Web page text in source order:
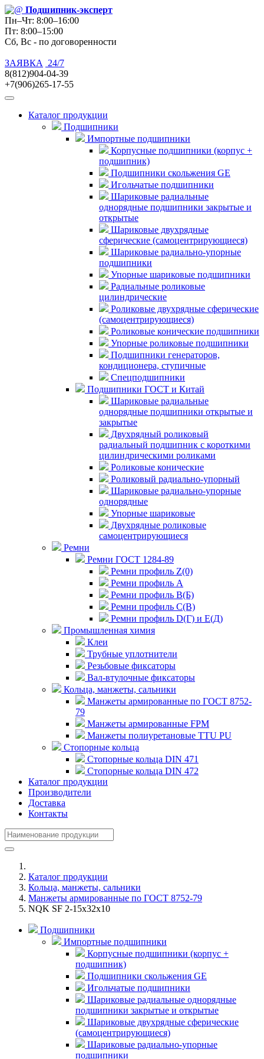
Подшипник-эксперт
Пн–Чт: 8:00–16:00
Пт: 8:00–15:00
Сб, Вс - по договоренности
ЗАЯВКА
24/7
8(812)904-04-39
+7(906)265-17-55
Каталог продукции
Подшипники
Импортные подшипники
Корпусные подшипники (корпус +
подшипник)
Подшипники скольжения GE
Игольчатые подшипники
Шариковые радиальные
однорядные подшипники закрытые и
открытые
Шариковые двухрядные
сферические (самоцентрирующиеся)
Шариковые радиально-упорные
подшипники
Упорные шариковые подшипники
Радиальные роликовые
цилиндрические
Роликовые двухрядные сферические
(самоцентрирующиеся)
Роликовые конические подшипники
Упорные роликовые подшипники
Подшипники генераторов,
кондиционера, ступичные
Спецподшипники
Подшипники ГОСТ и Китай
Шариковые радиальные
однорядные подшипники открытые и
закрытые
Двухрядный роликовый
радиальный подшипник с короткими
цилиндрическими роликами
Роликовые конические
Роликовый радиально-упорный
Шариковые радиально-упорные
однорядные
Упорные шариковые
Двухрядные роликовые
самоцентрирующиеся
Ремни
Ремни ГОСТ 1284-89
Ремни профиль Z(0)
Ремни профиль А
Ремни профиль В(Б)
Ремни профиль С(В)
Ремни профиль D(Г) и E(Д)
Промышленная химия
Клеи
Трубные уплотнители
Резьбовые фиксаторы
Вал-втулочные фиксаторы
Кольца, манжеты, сальники
Манжеты армированные по ГОСТ 8752-
79
Манжеты армированные FPM
Манжеты полиуретановые TTU PU
Стопорные кольца
Стопорные кольца DIN 471
Стопорные кольца DIN 472
Каталог продукции
Производители
Доставка
Контакты
Каталог продукции
Кольца, манжеты, сальники
Манжеты армированные по ГОСТ 8752-79
NQK SF 2-15x32x10
Подшипники
Импортные подшипники
Корпусные подшипники (корпус +
подшипник)
Подшипники скольжения GE
Игольчатые подшипники
Шариковые радиальные однорядные
подшипники закрытые и открытые
Шариковые двухрядные сферические
(самоцентрирующиеся)
Шариковые радиально-упорные
подшипники